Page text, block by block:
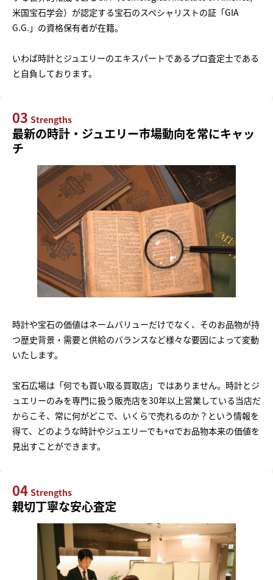
米国宝石学会）が認定する宝石のスペシャリストの証「GIA
G.G.」の資格保有者が在籍。
いわば時計とジュエリーのエキスパートであるプロ査定士である
と自負しております。
03 Strengths
最新の時計・ジュエリー市場動向を常にキャッ
チ
時計や宝石の価値はネームバリューだけでなく、そのお品物が持
つ歴史背景・需要と供給のバランスなど様々な要因によって変動
いたします。
宝石広場は「何でも買い取る買取店」ではありません。時計とジ
ュエリーのみを専門に扱う販売店を30年以上営業している当店だ
からこそ、常に何がどこで、いくらで売れるのか？という情報を
得て、どのような時計やジュエリーでも+αでお品物本来の価値を
見出すことができます。
04 Strengths
親切丁寧な安心査定